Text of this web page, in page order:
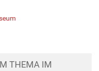
THEMA IM